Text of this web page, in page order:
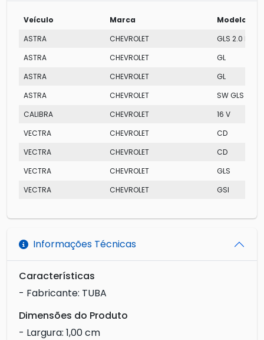
Veículo Marca
Modelo
ASTRA
CHEVROLET
GLS 2.0 MPFI
ASTRA
CHEVROLET
GL
ASTRA
CHEVROLET
GL
ASTRA
CHEVROLET
SW GLS 2.0
CALIBRA
CHEVROLET
16 V
VECTRA
CHEVROLET
CD
VECTRA
CHEVROLET
CD
VECTRA
CHEVROLET
GLS
VECTRA
CHEVROLET GSI
Informações Técnicas
Características
- Fabricante: TUBA
Dimensões do Produto
- Largura: 1,00 cm